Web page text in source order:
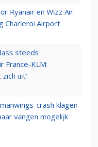
Ryanair en Wizz Air
Charleroi Airport
steeds
France-KLM:
uit’
crash klagen
vangen mogelijk